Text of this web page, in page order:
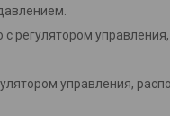
регулятором
управления,